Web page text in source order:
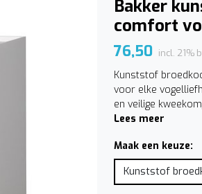
Bakker
comfort
76,50 incl. 21%
Kunststof
voor elke
en veilige
Lees meer
Maak een keuze:
Kunststof